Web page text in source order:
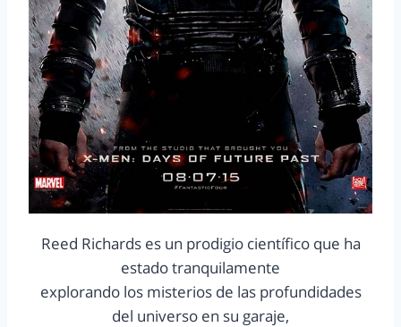
Reed Richards es un prodigio científico que ha
estado tranquilamente
explorando los misterios de las profundidades
del universo en su garaje,